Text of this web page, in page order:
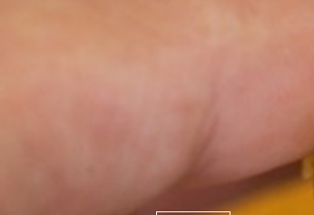
繁体中文
한국어